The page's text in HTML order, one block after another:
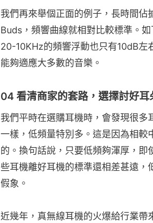
我們再來舉個正面的例子，長時間
Buds，頻響曲線就相對比較標準。
20-10KHz的頻響浮動也只有10dB左
能夠適應大多數的音樂。
04 看清商家的套路，選擇討好耳
我們平時在選購耳機時，會發現很
一樣，低頻量特別多。這是因為相較
的。換句話說，只要低頻夠渾厚，
些耳機離好耳機的標準還相差甚遠，
假象。
近幾年，真無線耳機的火爆給行業帶